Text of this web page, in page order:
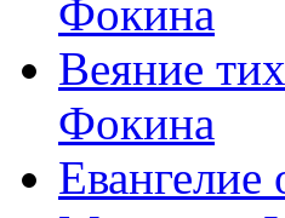
Фокина
Веяние
Фокина